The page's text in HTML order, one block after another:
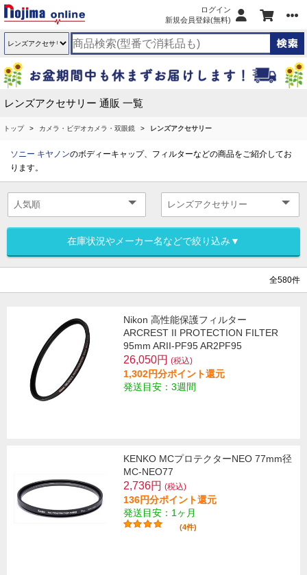
ログイン
新規会員登録(無料)
レンズアクセサリー 通販 一覧
トップ カメラ・ビデオカメラ・双眼鏡 レンズアクセサリー
ソニー キヤノンのボディーキャップ、フィルターなどの商品をご紹介してお
ります。
在庫状況やメーカー名などで絞り込み▼
全580件
Nikon 高性能保護フィルター
ARCREST II PROTECTION FILTER
95mm ARII-PF95 AR2PF95
26,050円 (税込)
1,302円分ポイント還元
発送目安：3週間
KENKO MCプロテクターNEO 77mm径
MC-NEO77
2,736円 (税込)
136円分ポイント還元
発送目安：1ヶ月
(4件)